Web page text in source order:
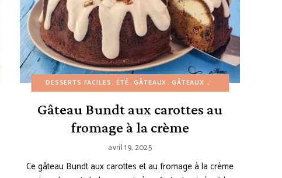
RECETTES AMÉRICAINES RECETTES SANS SUCRE RAFFINÉ
DESSERTS FACILES GÂTEAUX GÂTEAUX ET BUNDT CAKES HALLOWEEN
DESSERTS FACILES ÉTÉ GÂTEAUX GÂTEAUX ET BUNDT CAKES
Gâteau Bundt aux carottes au
fromage à la crème
avril 19, 2025
Ce gâteau Bundt aux carottes et au fromage à la crème